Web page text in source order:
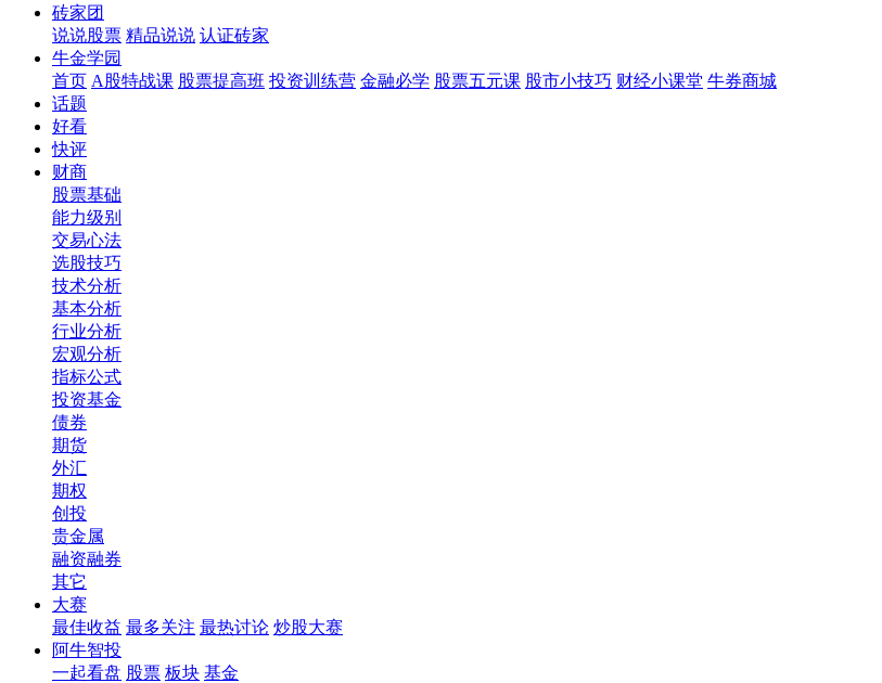
砖家团
说说股票 精品说说 认证砖家
牛金学园
首页 A股特战课 股票提高班 投资训练营 金融必学 股票五元课 股市小技巧 财经小课堂 牛券商城
话题
好看
快评
财商
股票基础
能力级别
交易心法
选股技巧
技术分析
基本分析
行业分析
宏观分析
指标公式
投资基金
债券
期货
外汇
期权
创投
贵金属
融资融券
其它
大赛
最佳收益 最多关注 最热讨论 炒股大赛
阿牛智投
一起看盘 股票 板块 基金